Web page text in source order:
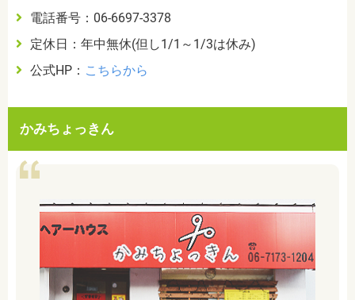
電話番号：06-6697-3378
定休日：年中無休(但し1/1～1/3は休み)
公式HP： こちらから
かみちょっきん